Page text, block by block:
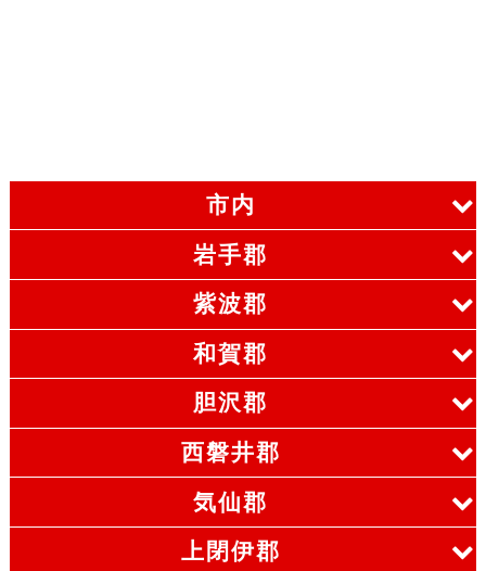
市内
岩手郡
紫波郡
和賀郡
胆沢郡
西磐井郡
気仙郡
上閉伊郡